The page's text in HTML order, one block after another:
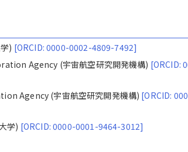
) [ORCID: 0000-0002-4809-7492]
Agency (宇宙航空研究開発機構) [ORCID:
Agency (宇宙航空研究開発機構) [ORCID:
学) [ORCID: 0000-0001-9464-3012]